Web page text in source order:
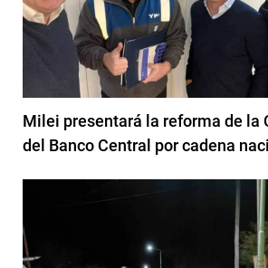
Milei presentará la reforma de la
del Banco Central por cadena